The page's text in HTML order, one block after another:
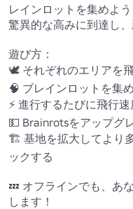
レインロットを集めよ
驚異的な高みに到達し
遊び方：
🕊️ それぞれのエリアを
🧠 ブレインロットを集
⚡ 進行するたびに飛行
💵 Brainrotsをアップグ
🏗️ 基地を拡大してより
ックする
💤 オフラインでも、あ
します！